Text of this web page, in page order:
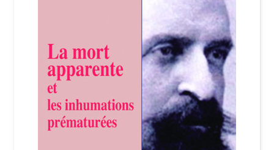
Nous Contacter
Politique de confidentialité et cookies
Qui sommes-nous ?